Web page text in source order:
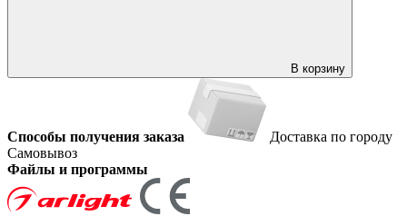
В корзину
Способы получения заказа
Доставка по городу
Самовывоз
Файлы и программы